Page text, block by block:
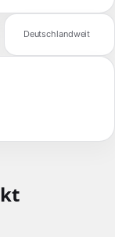
Deutschlandweit